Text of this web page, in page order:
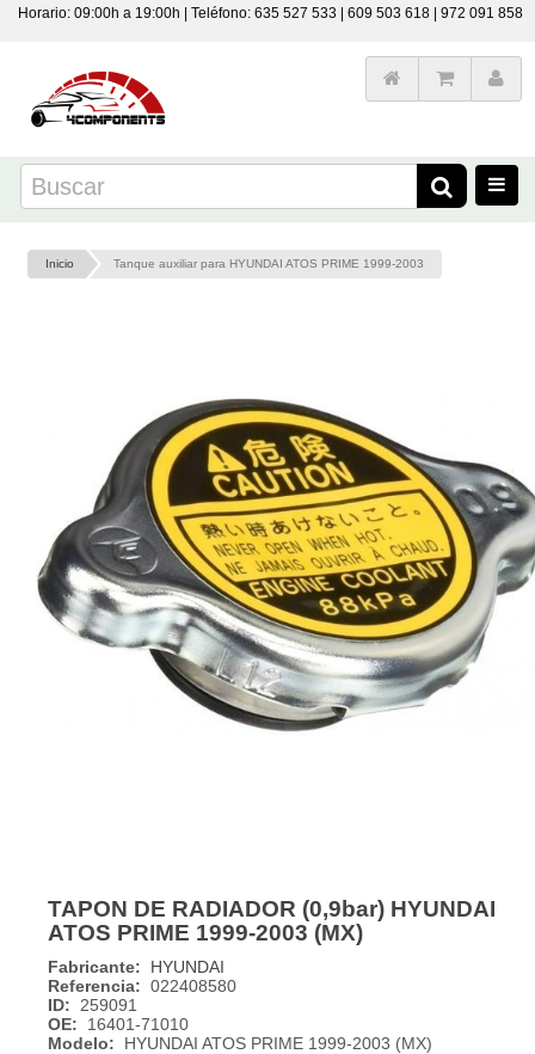
Horario: 09:00h a 19:00h | Teléfono: 635 527 533 | 609 503 618 | 972 091 858
Inicio Tanque auxiliar para HYUNDAI ATOS PRIME 1999-2003
TAPON DE RADIADOR (0,9bar) HYUNDAI
ATOS PRIME 1999-2003 (MX)
Fabricante:
HYUNDAI
Referencia: 022408580
ID:
259091
OE:
16401-71010
Modelo:
HYUNDAI ATOS PRIME 1999-2003 (MX)